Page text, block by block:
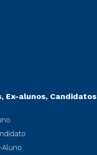
Ex-alunos, Candidatos
Aluno